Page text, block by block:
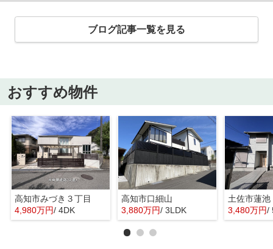
ブログ記事一覧を見る
おすすめ物件
高知市みづき３丁目
4,980万円/ 4DK
高知市口細山
3,880万円/ 3LDK
土佐市蓮池
3,480万円/